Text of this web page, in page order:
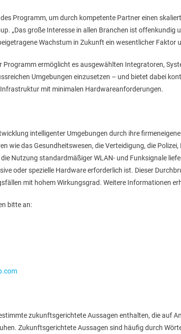
Programm, um durch kompetente Partner einen
„Das große Interesse in allen Branchen ist
Wachstum in Zukunft ein wesentlicher Faktor
Programm ermöglicht es ausgewählten Integratoren,
Umgebungen einzusetzen – und bietet dabei
mit minimalen Hardwareanforderungen.
intelligenter Umgebungen durch ihre
wie das Gesundheitswesen, die Verteidigung, die
Nutzung standardmäßiger WLAN- und Funksignale
oder spezielle Hardware erforderlich ist. Dieser
mit hohem Wirkungsgrad. Weitere Informationen
bitte an:
zukunftsgerichtete Aussagen enthalten, die auf
Zukunftsgerichtete Aussagen sind häufig durch